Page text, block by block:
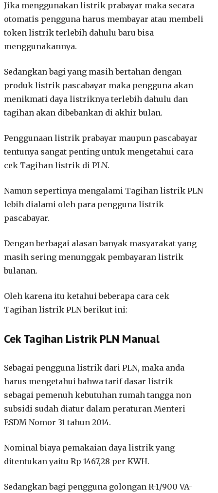
Jika menggunakan listrik prabayar maka secara
otomatis pengguna harus membayar atau membeli
token listrik terlebih dahulu baru bisa
menggunakannya.
Sedangkan bagi yang masih bertahan dengan
produk listrik pascabayar maka pengguna akan
menikmati daya listriknya terlebih dahulu dan
tagihan akan dibebankan di akhir bulan.
Penggunaan listrik prabayar maupun pascabayar
tentunya sangat penting untuk mengetahui cara
cek Tagihan listrik di PLN.
Namun sepertinya mengalami Tagihan listrik PLN
lebih dialami oleh para pengguna listrik
pascabayar.
Dengan berbagai alasan banyak masyarakat yang
masih sering menunggak pembayaran listrik
bulanan.
Oleh karena itu ketahui beberapa cara cek
Tagihan listrik PLN berikut ini:
Cek Tagihan Listrik PLN Manual
Sebagai pengguna listrik dari PLN, maka anda
harus mengetahui bahwa tarif dasar listrik
sebagai pemenuh kebutuhan rumah tangga non
subsidi sudah diatur dalam peraturan Menteri
ESDM Nomor 31 tahun 2014.
Nominal biaya pemakaian daya listrik yang
ditentukan yaitu Rp 1467,28 per KWH.
Sedangkan bagi pengguna golongan R-1/900 VA-